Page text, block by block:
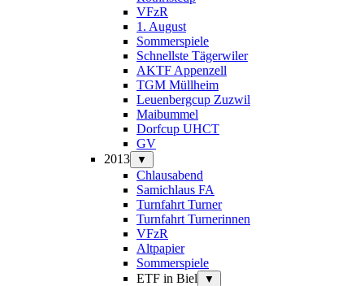
VFzR
1. August
Sommerspiele
Schnellste Tägerwiler
AKTF Appenzell
TGM Müllheim
Leuenbergcup Zuzwil
Maibummel
Dorfcup UHCT
GV
2013
▼
Chlausabend
Samichlaus FA
Turnfahrt Turner
Turnfahrt Turnerinnen
VFzR
Altpapier
Sommerspiele
ETF in Biel
▼